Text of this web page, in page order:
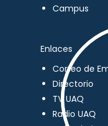
Campus
Enlaces
Correo de
Directorio
TV UAQ
Radio UAQ